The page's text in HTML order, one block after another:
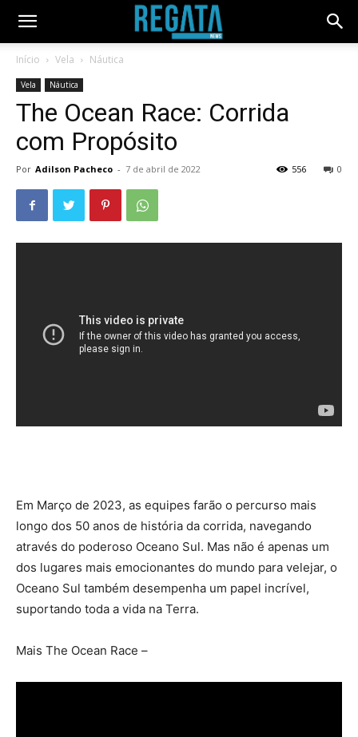
Início Vela Náutica
Vela Náutica
The Ocean Race: Corrida
com Propósito
Por Adilson Pacheco - 7 de abril de 2022 0
556
Em Março de 2023, as equipes farão o percurso mais
longo dos 50 anos de história da corrida, navegando
através do poderoso Oceano Sul. Mas não é apenas um
dos lugares mais emocionantes do mundo para velejar, o
Oceano Sul também desempenha um papel incrível,
suportando toda a vida na Terra.
Mais The Ocean Race –